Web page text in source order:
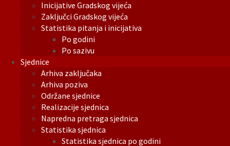
Inicijative Gradskog vijeća
Zaključci Gradskog vijeća
Statistika pitanja i inicijativa
Po godini
Po sazivu
Sjednice
Arhiva zaključaka
Arhiva poziva
Održane sjednice
Realizacije sjednica
Napredna pretraga sjednica
Statistika sjednica
Statistika sjednica po godini